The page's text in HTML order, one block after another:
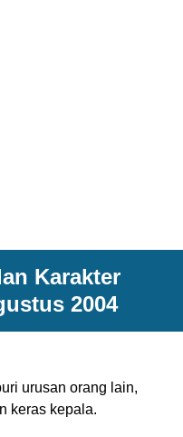
Karakter
2004
urusan orang lain,
keras kepala.